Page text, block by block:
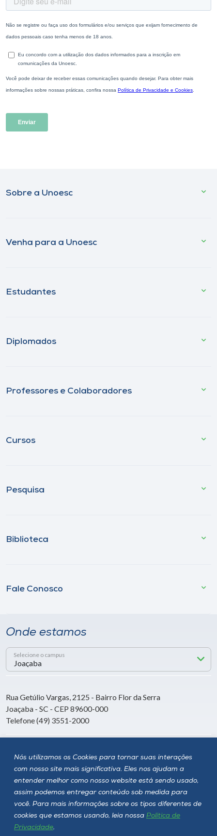
Nós utilizamos os Cookies para tornar suas interações
com nosso site mais significativa. Eles nos ajudam a
entender melhor como nosso website está sendo usado,
assim podemos entregar conteúdo sob medida para
você. Para mais informações sobre os tipos diferentes de
cookies que estamos usando, leia nossa Política de
Privacidade.
Sobre a Unoesc
Venha para a Unoesc
Estudantes
Diplomados
Professores e Colaboradores
Cursos
Pesquisa
Biblioteca
Fale Conosco
Onde estamos
Selecione o campus
Rua Getúlio Vargas, 2125 - Bairro Flor da Serra
Joaçaba - SC - CEP 89600-000
Telefone (49) 3551-2000
Siga a Unoesc